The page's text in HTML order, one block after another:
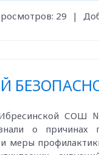
29 |
Ибресинской
о причинах
меры